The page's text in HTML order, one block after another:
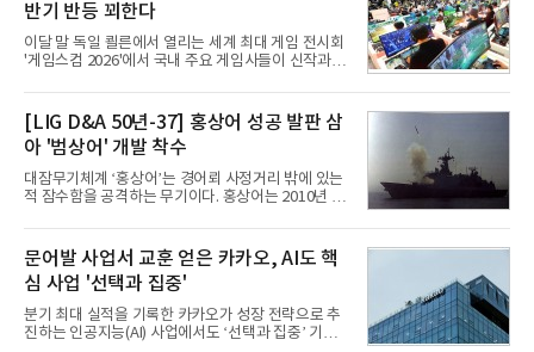
반기 반등 꾀한다
이달 말 독일 쾰른에서 열리는 세계 최대 게임 전시회
'게임스컴 2026'에서 국내 주요 게임사들이 신작과 글
체별로 엇갈린 가운데 하반기 신작 흥행과 해외 시장
성과가 실적을 좌우할 핵심 변수로 떠오르고 있다.8일
업계에 따르면 올해 상반기 게임업계는 기업별 성적
표가 크게 갈렸다. 대표적으로 크래프톤은 'PUBG: 배
틀그라운드'의 안정적인 성장에 힘입어 상반기 연결
기준 매출 2조6616억원, 영업이익 9725억원으로 역
대 최대 실적을 기록했다. 엔씨도 올해 출시한 '아이온
동기 대
[LIG D&A 50년-37] 홍상어 성공 발판 삼
아 '범상어' 개발 착수
대잠무기체계 ‘홍상어’는 경어뢰 사정거리 밖에 있는
적 잠수함을 공격하는 무기이다. 홍상어는 2010년 넥
이뤄졌다. 이후 2012년 한국형 구축함(KDX-1) 이상
의 함정에 실전 배치됐다.그해 7월 해군은 동해상에서
성능 검증을 위해 홍상어 시험발사를 실시했다. 이때
홍상어가 목표 지점에서 입수한 후 표적을 타격하지
못하고 물속에서 멈춰버리는 예상 밖의 일이 벌어졌
다. 2차 품질확인 사격 시험에서도 만족스러운 결과를
얻지 못했다. 완벽한 신뢰성 확보를 위해 LIG넥스원은
문어발 사업서 교훈 얻은 카카오, AI도 핵
심 사업 '선택과 집중'
분기 최대 실적을 기록한 카카오가 성장 전략으로 추
진하는 인공지능(AI) 사업에서도 ‘선택과 집중’ 기조